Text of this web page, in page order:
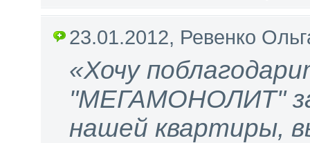
23.01.2012, Ревенко
«Хочу
"МЕГАМОНОЛИТ"
нашей квартиры,